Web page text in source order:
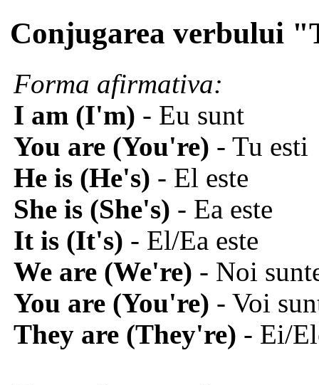
Conjugarea verbului
Forma afirmativa:
I am (I'm) - Eu sunt
You are (You're) - Tu esti
He is (He's) - El este
She is (She's) - Ea este
It is (It's) - El/Ea este
We are (We're) - Noi
You are (You're) - Voi
They are (They're) - Ei/